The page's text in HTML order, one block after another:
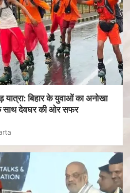
बिहार के युवाओं का अनोखा
साथ देवघर की ओर सफर